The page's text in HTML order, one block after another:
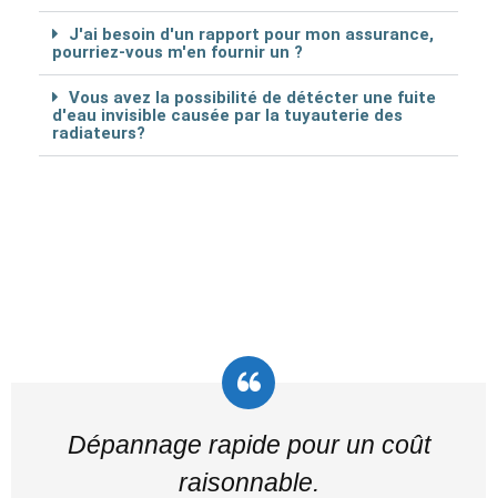
J'ai besoin d'un rapport pour mon assurance,
pourriez-vous m'en fournir un ?
Vous avez la possibilité de détécter une fuite
d'eau invisible causée par la tuyauterie des
radiateurs?
Dépannage rapide pour un coût
raisonnable.